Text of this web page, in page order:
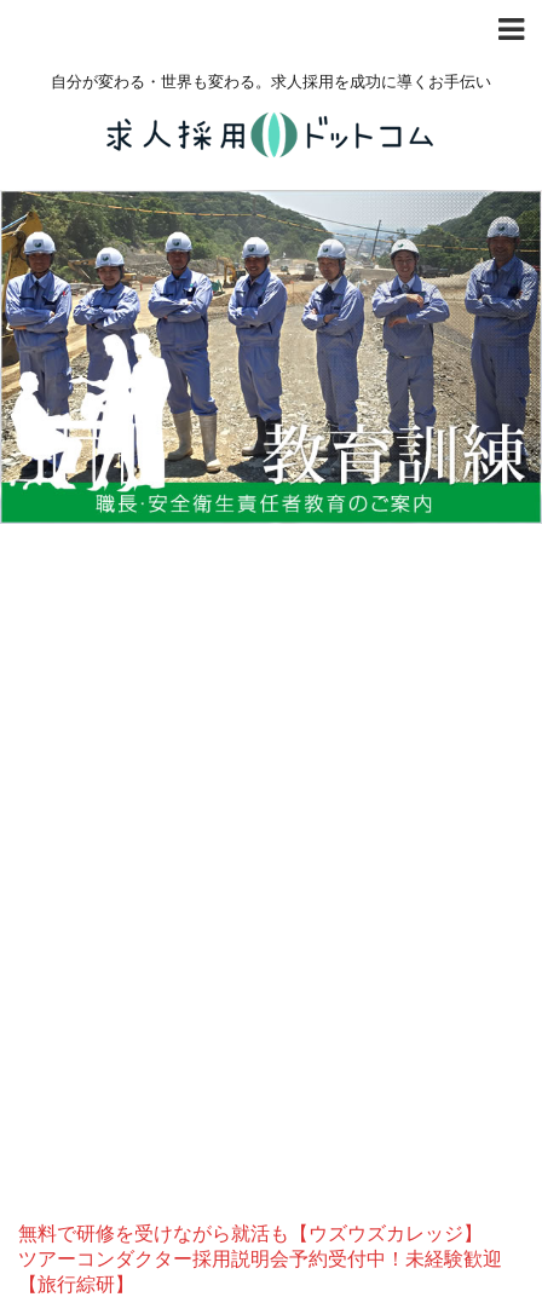
自分が変わる・世界も変わる。求人採用を成功に導くお手伝い
無料で研修を受けながら就活も【ウズウズカレッジ】
ツアーコンダクター採用説明会予約受付中！未経験歓迎
【旅行綜研】